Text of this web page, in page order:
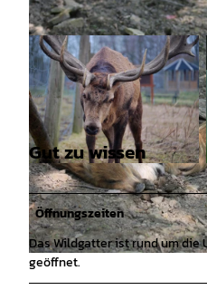
© Foto FV Wildgatter Hildesheim e.V. |
© Foto FV Wildgatter Hildesheim e.V. |
CC-BY-SA
Gut zu wissen
Öffnungszeiten
Das Wildgatter ist rund um die
geöffnet.